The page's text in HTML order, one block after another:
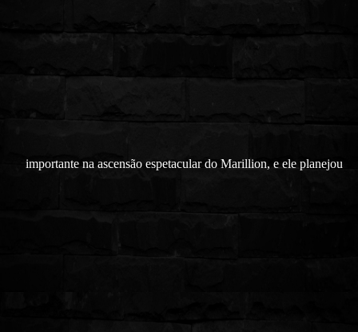
importante na ascensão espetacular do Marillion, e ele planejou